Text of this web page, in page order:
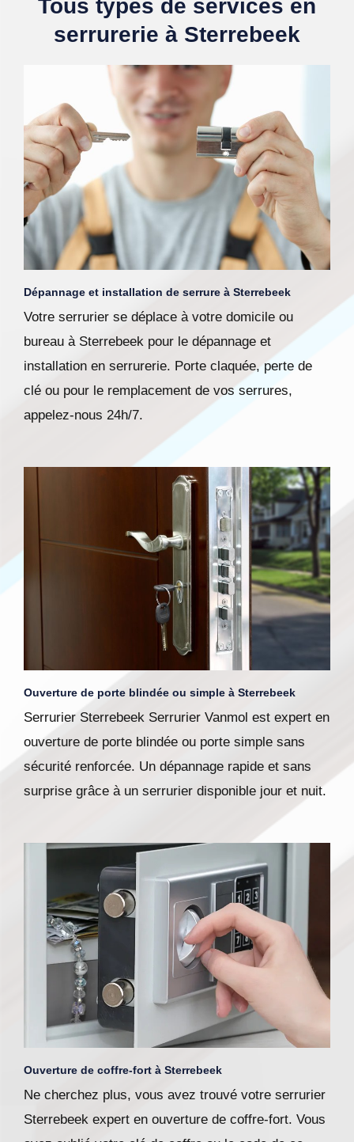
Tous types de services en
serrurerie à Sterrebeek
Dépannage et installation de serrure à Sterrebeek
Votre serrurier se déplace à votre domicile ou
bureau à Sterrebeek pour le dépannage et
installation en serrurerie. Porte claquée, perte de
clé ou pour le remplacement de vos serrures,
appelez-nous 24h/7.
Ouverture de porte blindée ou simple à Sterrebeek
Serrurier Sterrebeek Serrurier Vanmol est expert en
ouverture de porte blindée ou porte simple sans
sécurité renforcée. Un dépannage rapide et sans
surprise grâce à un serrurier disponible jour et nuit.
Ouverture de coffre-fort à Sterrebeek
Ne cherchez plus, vous avez trouvé votre serrurier
Sterrebeek expert en ouverture de coffre-fort. Vous